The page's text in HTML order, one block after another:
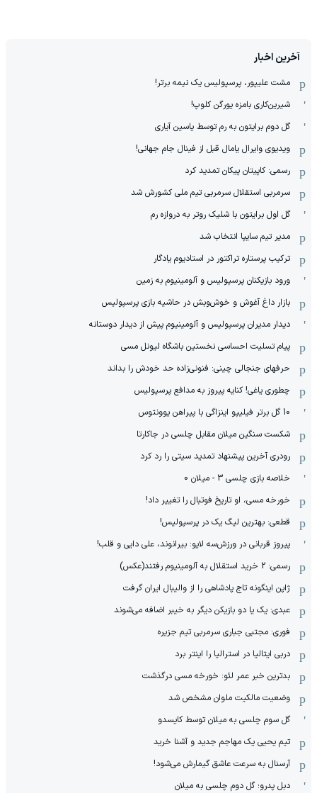
آخرین اخبار
مشت علیپور، پرسپولیس یک نیمه برتر!
شیرین‌کاری بامزه یورگن کلوپ!
گل دوم برایتون به رم توسط یاسین آیاری
ویدیوی وایرال یامال قبل از فینال جام جهانی!
رسمی: کاپیتان پیکان تمدید کرد
سرمربی استقلال سرمربی تیم ملی کشورش شد
گل اول برایتون با شلیک روتر به دروازه رم
مدیر تیم سایپا انتخاب شد
ترکیب پرستاره تراکتور در استادیوم یادگار
ورود بازیکنان پرسپولیس و آلومینیوم به زمین
بازار داغ آغوش و خوش‌و‌بش در حاشیه بازی پرسپولیس
دیدار مدیران پرسپولیس و آلومینیوم پیش از دیدار دوستانه
پیام تسلیت احساسی نخستین باشگاه لیونل مسی
حرفهای جنجالی چینی: فنونی‌زاده حد خودش را بداند
چطوری یاغی! کنایه پیروز به مدافع پرسپولیس
10 گل برتر فیلیپو اینزاگی با پیراهن یوونتوس
شکست سنگین میلان مقابل چلسی در جاکارتا
رودری آخرین پیشنهاد تمدید سیتی را رد کرد
خلاصه بازی چلسی 3 - میلان 0
خورخه مسی، او تاریخ فوتبال را تغییر داد!
قطعی: بهترین لیگ یک در پرسپولیس!
پیروز قربانی در ورزش‌سه لایو: بیرانوند، علی دایی و قلب!
رسمی: 2 خرید استقلال به آلومینیوم رفتند(عکس)
ژاپن اینگونه تاج پادشاهی را از والیبال ایران گرفت
عبدی: یک یا دو بازیکن دیگر به خیبر اضافه می‌شوند
فوری: مجتبی جباری سرمربی تیم جزیره
دربی ایتالیا در استرالیا را اینتر برد
بدترین خبر عمر لئو: خورخه مسی درگذشت
وضعیت مالکیت ملوان مشخص شد
گل سوم چلسی به میلان توسط کایسدو
تیم یحیی یک مهاجم جدید و آشنا خرید
آرسنال به سرعت عاشق گیمارش می‌شود!
دبل پدرو؛ گل دوم چلسی به میلان